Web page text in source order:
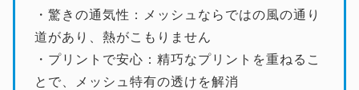
・驚きの通気性：メッシュならではの風の通り
道があり、熱がこもりません
・プリントで安心：精巧なプリントを重ねるこ
とで、メッシュ特有の透けを解消